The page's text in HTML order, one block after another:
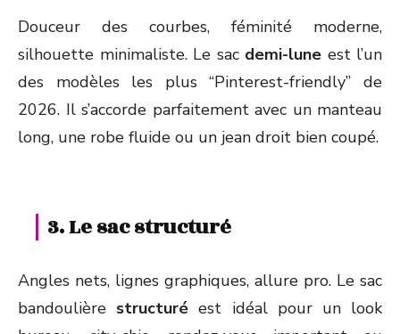
Douceur des courbes, féminité moderne,
silhouette minimaliste. Le sac demi-lune est l’un
des modèles les plus “Pinterest-friendly” de
2026. Il s’accorde parfaitement avec un manteau
long, une robe fluide ou un jean droit bien coupé.
3. Le sac structuré
Angles nets, lignes graphiques, allure pro. Le sac
bandoulière structuré est idéal pour un look